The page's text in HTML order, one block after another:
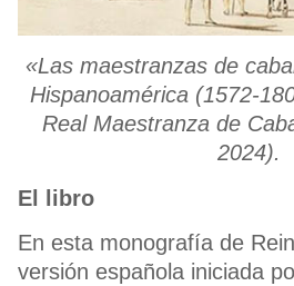
«Las maestranzas de
Hispanoamérica (1572-
Real Maestranza de
2024).
El libro
En esta monografía de
versión española iniciada